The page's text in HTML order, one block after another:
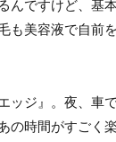
んですけど、基
も美容液で自前
ッジ』。夜、車
の時間がすごく